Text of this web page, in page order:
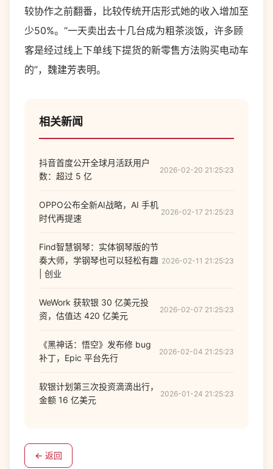
较协作之前翻番，比较传统开店形式她的收入增加至
少50%。“一天卖出去十几台成为粗茶淡饭，许多顾
客是经过线上下单线下提货的新零售方法购买电动车
的”，魏建芳表明。
相关新闻
抖音首度公开全球月活跃用户
数：超过 5 亿
2026-02-20 21:25:23
OPPO公布全新AI战略，AI 手机
时代再提速
2026-02-17 21:25:23
Find智慧钢琴：实体钢琴版的节
奏大师，学钢琴也可以轻松有趣
| 创业
2026-02-11 21:25:23
WeWork 获软银 30 亿美元投
资，估值达 420 亿美元
2026-02-07 21:25:23
《黑神话：悟空》发布修 bug
补丁，Epic 平台先行
2026-02-04 21:25:23
软银计划第三次投资滴滴出行，
金额 16 亿美元
2026-01-24 21:25:23
← 返回